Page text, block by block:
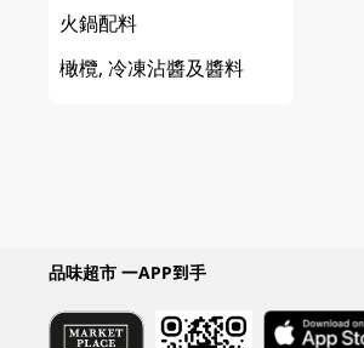
火鍋配料
橄欖, 冷凍沾醬及醬料
品味超市 一APP到手